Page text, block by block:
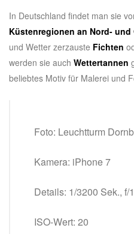
In Deutschland findet man sie
Küstenregionen an Nord- und
und Wetter zerzauste Fichten
werden sie auch Wettertannen
beliebtes Motiv für Malerei und
Foto: Leuchtturm
Kamera: iPhone 7
Details: 1/3200 Sek., f/
ISO-Wert: 20